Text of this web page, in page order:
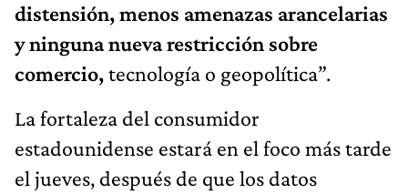
distensión, menos amenazas arancelarias
y ninguna nueva restricción sobre
comercio,tecnología o geopolítica”.
La fortaleza del consumidor
estadounidense estará en el foco más tarde
el jueves, después de que los datos